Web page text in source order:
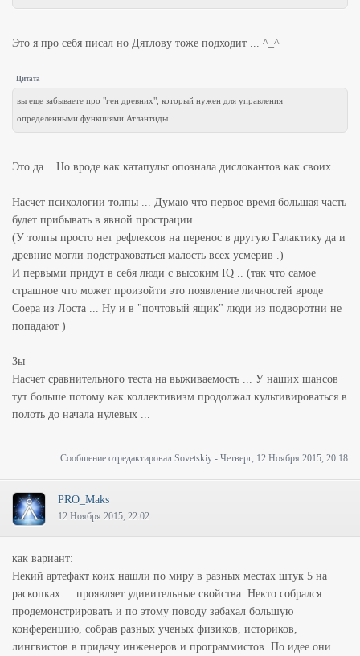
Это я про себя писал но Дятлову тоже подходит ... ^_^
Цитата
вы еще забываете про "ген древних", который нужен для управления
определенными функциями Атлантиды.
Это да ...Но вроде как катапульт опознала дислокантов как своих ...
Насчет психологии толпы ... Думаю что первое время большая часть
будет прибывать в явной прострации ...
(У толпы просто нет рефлексов на перенос в другую Галактику да и
древние могли подстраховаться малость всех усмерив .)
И первыми придут в себя люди с высоким IQ .. (так что самое
страшное что может произойти это появление личностей вроде
Соера из Лоста ... Ну и в "почтовый ящик" люди из подворотни не
попадают )
Зы
Насчет сравнительного теста на выживаемость ... У наших шансов
тут больше потому как коллективизм продолжал культивироваться в
полоть до начала нулевых ...
Сообщение отредактировал Sovetskiy - Четверг, 12 Ноября 2015, 20:18
PRO_Maks
12 Ноября 2015, 22:02
как вариант:
Некий артефакт коих нашли по миру в разных местах штук 5 на
раскопках ... проявляет удивительные свойства. Некто собрался
продемонстрировать и по этому поводу забахал большую
конференцию, собрав разных ученых физиков, историков,
лингвистов в придачу инженеров и программистов. По идее они